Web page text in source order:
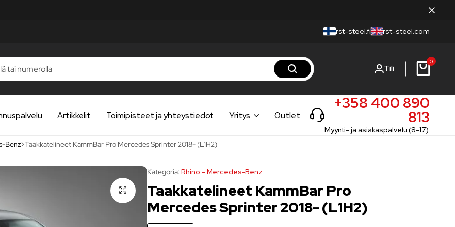
rst-steel.fi rst-steel.com
Tili
0
Artikkelit Toimipisteet ja yhteystiedot Yritys Outlet
+358 400 890
813
Myynti- ja asiakaspalvelu (8-17)
Benz Taakkatelineet KammBar Pro Mercedes Sprinter 2018- (L1H2)
Kategoria: Rhino - Mercedes-Benz
Taakkatelineet KammBar Pro
Mercedes Sprinter 2018- (L1H2)